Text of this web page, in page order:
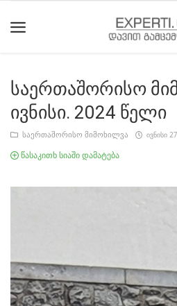
მთავარი
მიმდინარე
მოვლენები
შესახებ
ისტორია
სტატიები
საერთაშორისო
ივნისი. 2024 წელი
საერთაშორისო მიმოხილვა ივნისი
წასაკითხ სიაში დამატება